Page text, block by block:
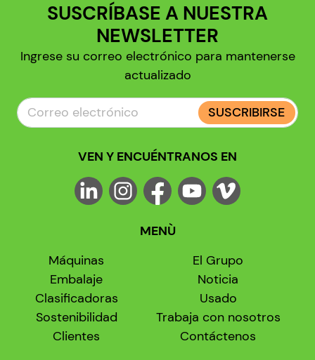
SUSCRÍBASE A NUESTRA
NEWSLETTER
Ingrese su correo electrónico para mantenerse
actualizado
SUSCRIBIRSE
VEN Y ENCUÉNTRANOS EN
MENÙ
Máquinas
Embalaje
Clasificadoras
Sostenibilidad
Clientes
El Grupo
Noticia
Usado
Trabaja con nosotros
Contáctenos